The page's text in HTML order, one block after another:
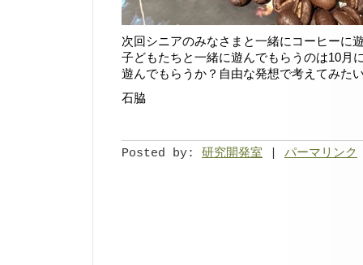
次回シニアのみなさまと一緒にコーヒーに
子どもたちと一緒に遊んでもらうのは10月
遊んでもらうか？自由な発想で考えてみた
石脇
Posted by: 研究開発室 パーマリンク